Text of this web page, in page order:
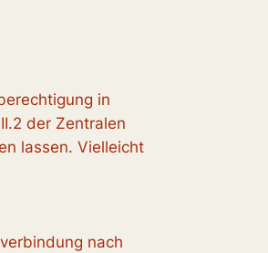
in
der Zentralen
lassen. Vielleicht
nach